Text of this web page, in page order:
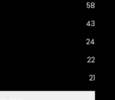
58
43
24
22
21